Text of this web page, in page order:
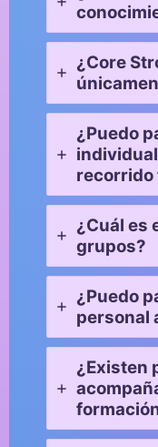
¿Core
¿Puedo
recorrido
¿Cuál es
grupos?
¿Puedo
personal
¿Existen